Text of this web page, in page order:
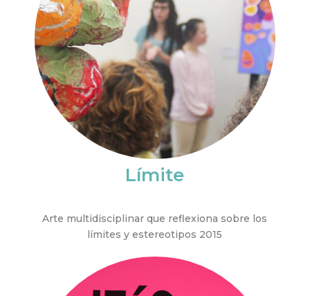
Límite
Arte multidisciplinar que reflexiona sobre los
límites y estereotipos 2015